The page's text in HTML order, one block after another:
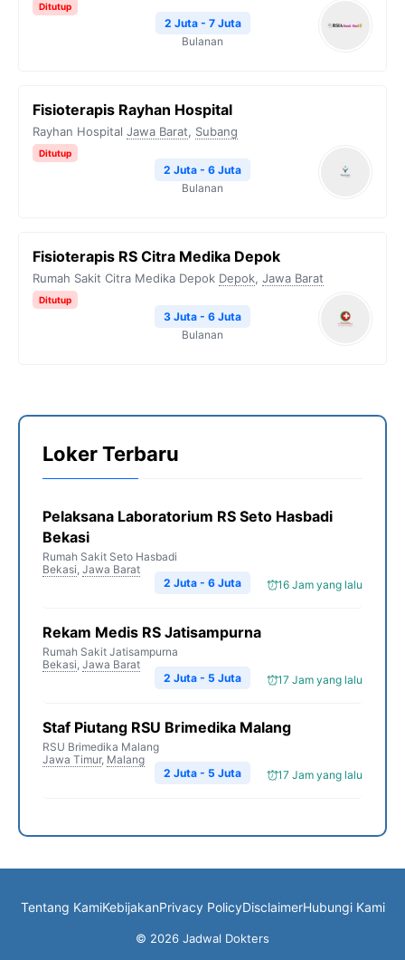
Ditutup
2 Juta - 7 Juta
Bulanan
Fisioterapis Rayhan Hospital
Rayhan Hospital Jawa Barat, Subang
Ditutup
2 Juta - 6 Juta
Bulanan
Fisioterapis RS Citra Medika Depok
Rumah Sakit Citra Medika Depok Depok, Jawa Barat
Ditutup
3 Juta - 6 Juta
Bulanan
Loker Terbaru
Pelaksana Laboratorium RS Seto Hasbadi
Bekasi
Rumah Sakit Seto Hasbadi
Bekasi, Jawa Barat
16 Jam yang lalu
2 Juta - 6 Juta
Rekam Medis RS Jatisampurna
Rumah Sakit Jatisampurna
Bekasi, Jawa Barat
17 Jam yang lalu
2 Juta - 5 Juta
Staf Piutang RSU Brimedika Malang
RSU Brimedika Malang
Jawa Timur, Malang
17 Jam yang lalu
2 Juta - 5 Juta
Tentang KamiKebijakanPrivacy PolicyDisclaimerHubungi Kami
© 2026 Jadwal Dokters